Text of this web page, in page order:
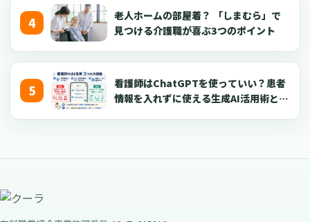
老人ホームの部屋着？ 「しまむら」で
見つける介護職が喜ぶ3つのポイント
看護師はChatGPTを使っていい？患者
情報を入れずに使える生成AI活用術とプ